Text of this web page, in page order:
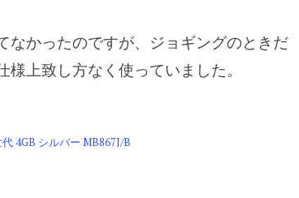
なかったのですが、ジョギングのときだ
上致し方なく使っていました。
4GB シルバー MB867J/B